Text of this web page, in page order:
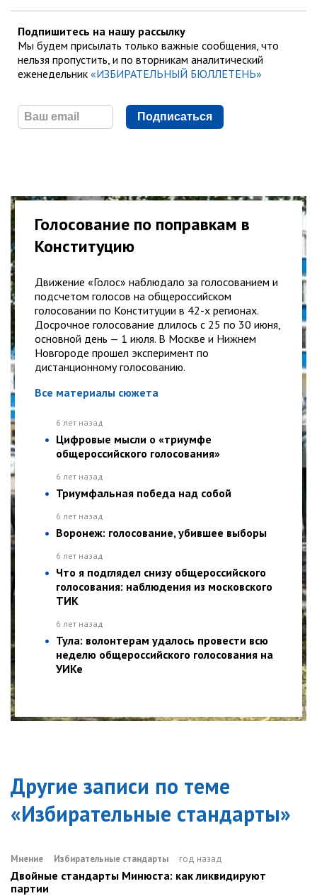
Подпишитесь на нашу рассылку
Мы будем присылать только важные сообщения, что
нельзя пропустить, и по вторникам аналитический
еженедельник «ИЗБИРАТЕЛЬНЫЙ БЮЛЛЕТЕНЬ»
Подписаться
Голосование по поправкам в
Конституцию
Движение «Голос» наблюдало за голосованием и
подсчетом голосов на общероссийском
голосовании по Конституции в 42-х регионах.
Досрочное голосование длилось с 25 по 30 июня,
основной день — 1 июля. В Москве и Нижнем
Новгороде прошел эксперимент по
дистанционному голосованию.
Все материалы сюжета
6 лет назад
Цифровые мысли о «триумфе
общероссийского голосования»
6 лет назад
Триумфальная победа над собой
6 лет назад
Воронеж: голосование, убившее выборы
6 лет назад
Что я подглядел снизу общероссийского
голосования: наблюдения из московского
ТИК
6 лет назад
Тула: волонтерам удалось провести всю
неделю общероссийского голосования на
УИКе
Другие записи по теме
«Избирательные стандарты»
Мнение Избирательные стандарты год назад
Двойные стандарты Минюста: как ликвидируют
партии